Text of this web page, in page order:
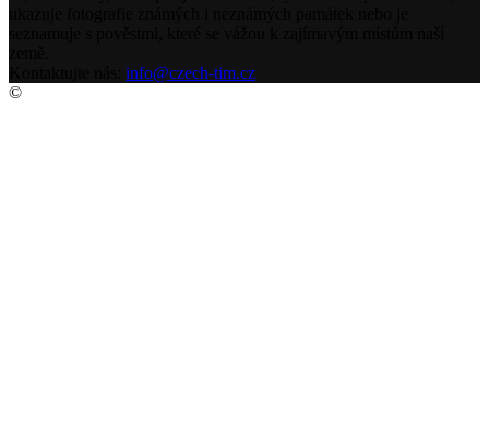
info@czech-tim.cz
©